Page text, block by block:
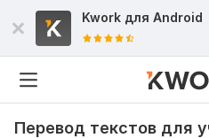
Kwork для Android
Перевод текстов для